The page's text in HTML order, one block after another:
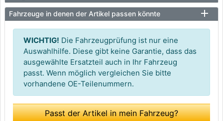
Fahrzeuge in denen der Artikel passen könnte
WICHTIG! Die Fahrzeugprüfung ist nur eine
Auswahlhilfe. Diese gibt keine Garantie, dass das
ausgewählte Ersatzteil auch in Ihr Fahrzeug
passt. Wenn möglich vergleichen Sie bitte
vorhandene OE-Teilenummern.
Passt der Artikel in mein Fahrzeug?